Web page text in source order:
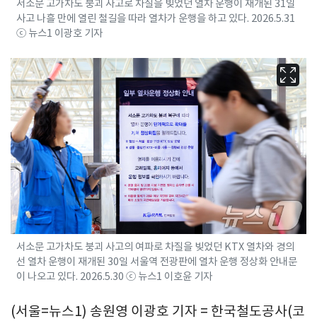
서소문 고가차도 붕괴 사고로 차질을 빚었던 열차 운행이 재개된 31일
사고 나흘 만에 열린 철길을 따라 열차가 운행을 하고 있다. 2026.5.31
ⓒ 뉴스1 이광호 기자
서소문 고가차도 붕괴 사고의 여파로 차질을 빚었던 KTX 열차와 경의
선 열차 운행이 재개된 30일 서울역 전광판에 열차 운행 정상화 안내문
이 나오고 있다. 2026.5.30 ⓒ 뉴스1 이호윤 기자
(서울=뉴스1) 송원영 이광호 기자 = 한국철도공사(코